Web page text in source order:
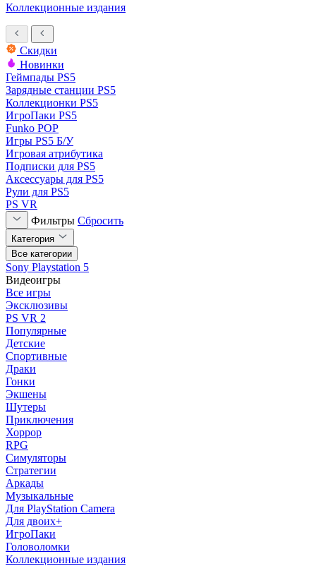
Коллекционные издания
Скидки
Новинки
Геймпады PS5
Зарядные станции PS5
Коллекционки PS5
ИгроПаки PS5
Funko POP
Игры PS5 Б/У
Игровая атрибутика
Подписки для PS5
Аксессуары для PS5
Рули для PS5
PS VR
Фильтры Сбросить
Категория
Все категории
Sony Playstation 5
Видеоигры
Все игры
Эксклюзивы
PS VR 2
Популярные
Детские
Спортивные
Драки
Гонки
Экшены
Шутеры
Приключения
Хоррор
RPG
Симуляторы
Стратегии
Аркады
Музыкальные
Для PlayStation Camera
Для двоих+
ИгроПаки
Головоломки
Коллекционные издания